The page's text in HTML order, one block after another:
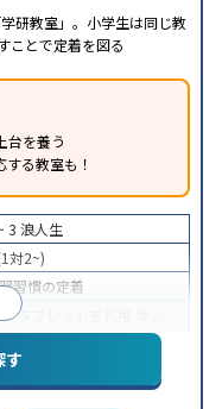
研教室」。小学生は同じ教
ことで定着を図る
台を養う
る教室も！
3 浪人生
対2~)
習慣の定着
タブレットを利用
す